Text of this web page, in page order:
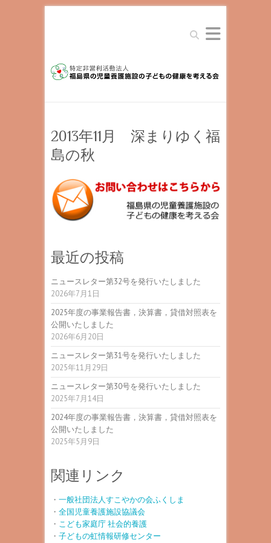
Search
2013年11月 深まりゆく福
島の秋
最近の投稿
ニュースレター第32号を発行いたしました
2026年7月1日
2025年度の事業報告書，決算書，貸借対照表を
公開いたしました
2026年6月20日
ニュースレター第31号を発行いたしました
2025年11月29日
ニュースレター第30号を発行いたしました
2025年7月14日
2024年度の事業報告書，決算書，貸借対照表を
公開いたしました
2025年5月9日
関連リンク
・ 一般社団法人すこやかの会ふくしま
・ 全国児童養護施設協議会
・ こども家庭庁 社会的養護
・ 子どもの虹情報研修センター